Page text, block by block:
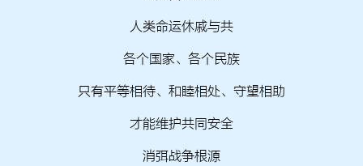
人类命运休戚与共
各个国家、各个民族
只有平等相待、和睦相处、守望相助
才能维护共同安全
消弭战争根源